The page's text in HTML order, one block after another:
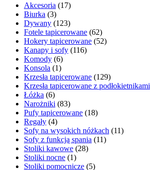
Akcesoria (17)
Biurka (3)
Dywany (123)
Fotele tapicerowane (62)
Hokery tapicerowane (52)
Kanapy i sofy (116)
Komody (6)
Konsola (1)
Krzesła tapicerowane (129)
Krzesła tapicerowane z podłokietnikami
Łóżka (6)
Narożniki (83)
Pufy tapicerowane (18)
Regały (4)
Sofy na wysokich nóżkach (11)
Sofy z funkcją spania (11)
Stoliki kawowe (28)
Stoliki nocne (1)
Stoliki pomocnicze (5)